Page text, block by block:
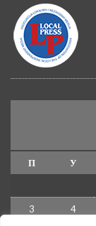
П У
3 4